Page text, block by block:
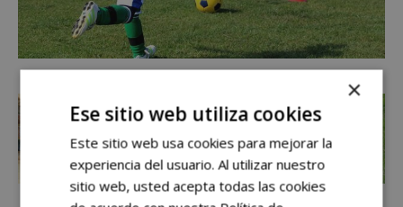
×
Ese sitio web utiliza cookies
Este sitio web usa cookies para mejorar la
experiencia del usuario. Al utilizar nuestro
sitio web, usted acepta todas las cookies